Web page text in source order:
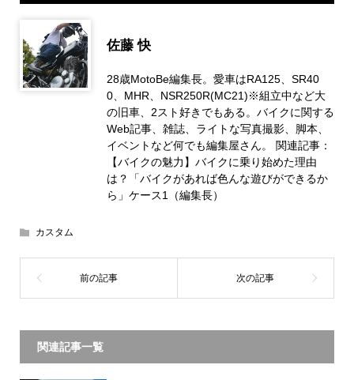
佐藤 快
28歳MotoBe編集長。愛車はRA125、SR40
0、MHR、NSR250R(MC21)※組立中など大
の旧車、2スト好きでもある。バイクに関する
Web記事、雑誌、ライトな写真撮影、脚本、
イベントなど何でも編集屋さん。 関連記事：
【バイクの魅力】バイクに乗り始めた理由
は？「バイクがあれば色んな遊びができるか
ら」ケース1（編集長）
カスタム
関連記事一覧